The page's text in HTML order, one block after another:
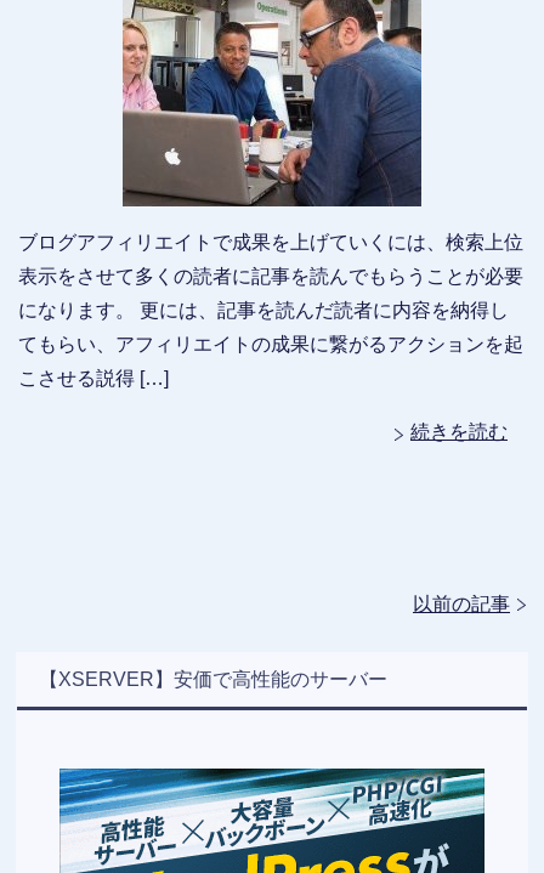
ブログアフィリエイトで成果を上げていくには、検索上位
表示をさせて多くの読者に記事を読んでもらうことが必要
になります。 更には、記事を読んだ読者に内容を納得し
てもらい、アフィリエイトの成果に繋がるアクションを起
こさせる説得 […]
続きを読む
以前の記事
【XSERVER】安価で高性能のサーバー